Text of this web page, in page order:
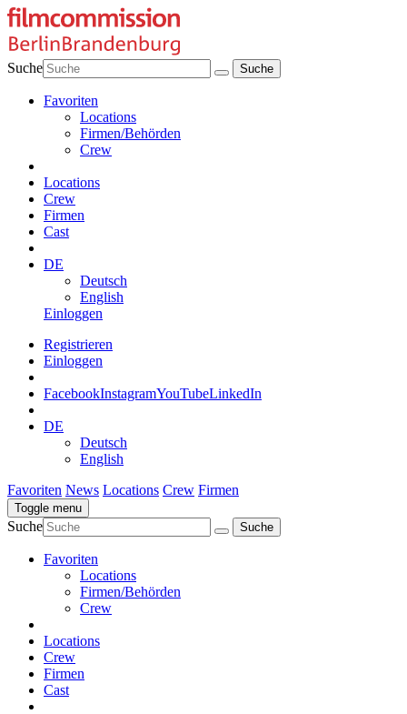
Suche
Favoriten
Locations
Firmen/Behörden
Crew
Locations
Crew
Firmen
Cast
DE
Deutsch
English
Einloggen
Registrieren
Einloggen
FacebookInstagramYouTubeLinkedIn
DE
Deutsch
English
Favoriten News Locations Crew Firmen
Toggle menu
Suche
Favoriten
Locations
Firmen/Behörden
Crew
Locations
Crew
Firmen
Cast